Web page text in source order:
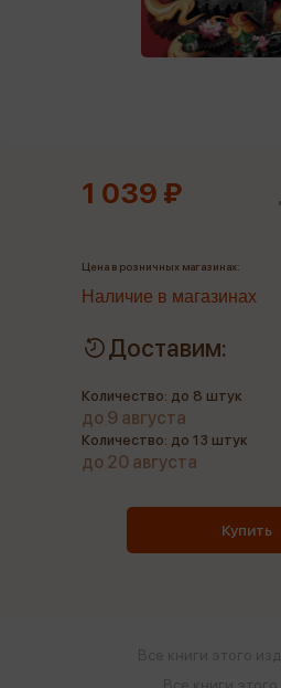
1 039 ₽
Цена в розничных магазинах:
Наличие в магазинах
Доставим:
Количество: до 8 штук
до 9 августа
Количество: до 13 штук
до 20 августа
Купить